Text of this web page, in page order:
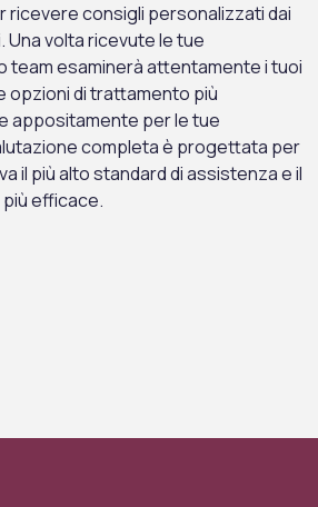
ricevere consigli personalizzati dai
volta ricevute le tue
team esaminerà attentamente i tuoi
opzioni di trattamento più
appositamente per le tue
completa è progettata per
il più alto standard di assistenza e il
efficace.